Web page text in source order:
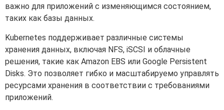
важно для приложений с изменяющимся состоянием,
таких как базы данных.
Kubernetes поддерживает различные системы
хранения данных, включая NFS, iSCSI и облачные
решения, такие как Amazon EBS или Google Persistent
Disks. Это позволяет гибко и масштабируемо управлять
ресурсами хранения в соответствии с требованиями
приложений.